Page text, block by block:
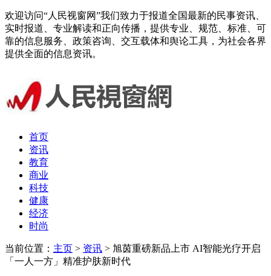
欢迎访问“人民视窗网”我们致力于报道全国最新的民事资讯、
实时报道、专业解读和正向传播，提供专业、规范、标准、可
靠的信息服务、政策咨询、交互载体和舆论工具，为社会各界
提供全面的信息资讯。
首页
资讯
教育
商业
科技
健康
经济
时尚
当前位置： 主页 > 资讯 > 旭茵重磅新品上市 AI智能光疗开启
「一人一方」精准护肤新时代